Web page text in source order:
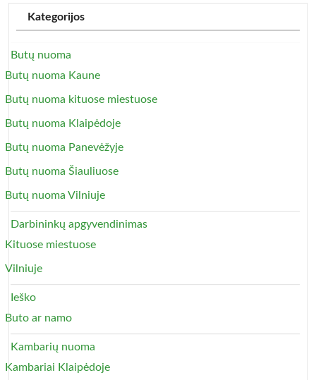
Kategorijos
Butų nuoma
Butų nuoma Kaune
Butų nuoma kituose miestuose
Butų nuoma Klaipėdoje
Butų nuoma Panevėžyje
Butų nuoma Šiauliuose
Butų nuoma Vilniuje
Darbininkų apgyvendinimas
Kituose miestuose
Vilniuje
Ieško
Buto ar namo
Kambarių nuoma
Kambariai Klaipėdoje